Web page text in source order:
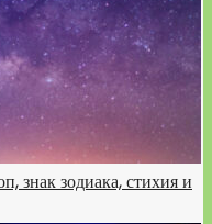
знак зодиака, стихия и